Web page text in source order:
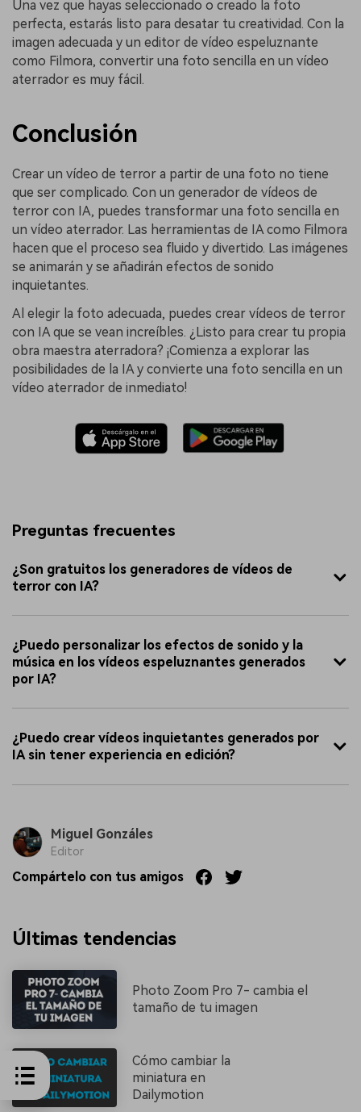
Una vez que hayas seleccionado o creado la foto
perfecta, estarás listo para desatar tu creatividad. Con la
imagen adecuada y un editor de vídeo espeluznante
como Filmora, convertir una foto sencilla en un vídeo
aterrador es muy fácil.
Conclusión
Crear un vídeo de terror a partir de una foto no tiene
que ser complicado. Con un generador de vídeos de
terror con IA, puedes transformar una foto sencilla en
un vídeo aterrador. Las herramientas de IA como Filmora
hacen que el proceso sea fluido y divertido. Las imágenes
se animarán y se añadirán efectos de sonido
inquietantes.
Al elegir la foto adecuada, puedes crear vídeos de terror
con IA que se vean increíbles. ¿Listo para crear tu propia
obra maestra aterradora? ¡Comienza a explorar las
posibilidades de la IA y convierte una foto sencilla en un
vídeo aterrador de inmediato!
Preguntas frecuentes
¿Son gratuitos los generadores de vídeos de
terror con IA?
¿Puedo personalizar los efectos de sonido y la
música en los vídeos espeluznantes generados
por IA?
¿Puedo crear vídeos inquietantes generados por
IA sin tener experiencia en edición?
Miguel Gonzáles
Editor
Compártelo con tus amigos
Últimas tendencias
Photo Zoom Pro 7- cambia el
tamaño de tu imagen
Cómo cambiar la
miniatura en
Dailymotion